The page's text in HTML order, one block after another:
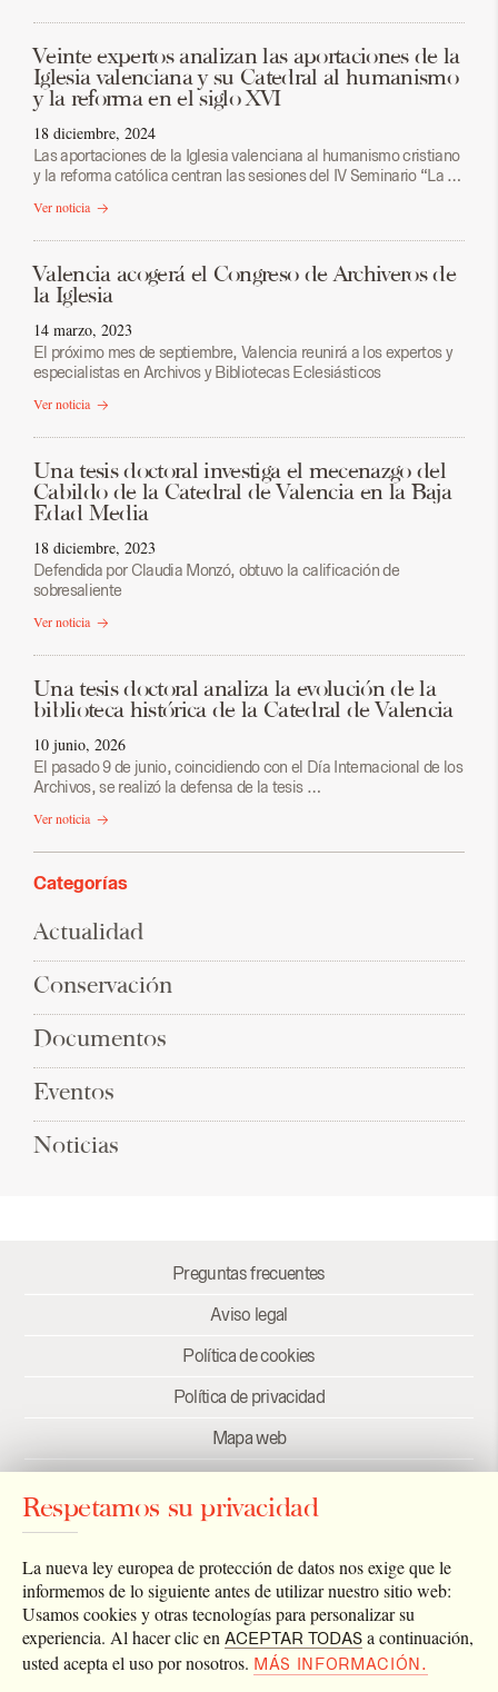
Veinte expertos analizan las aportaciones de la
Iglesia valenciana y su Catedral al humanismo
y la reforma en el siglo XVI
18 diciembre, 2024
Las aportaciones de la Iglesia valenciana al humanismo cristiano
y la reforma católica centran las sesiones del IV Seminario “La …
Ver noticia
Valencia acogerá el Congreso de Archiveros de
la Iglesia
14 marzo, 2023
El próximo mes de septiembre, Valencia reunirá a los expertos y
especialistas en Archivos y Bibliotecas Eclesiásticos
Ver noticia
Una tesis doctoral investiga el mecenazgo del
Cabildo de la Catedral de Valencia en la Baja
Edad Media
18 diciembre, 2023
Defendida por Claudia Monzó, obtuvo la calificación de
sobresaliente
Ver noticia
Una tesis doctoral analiza la evolución de la
biblioteca histórica de la Catedral de Valencia
10 junio, 2026
El pasado 9 de junio, coincidiendo con el Día Internacional de los
Archivos, se realizó la defensa de la tesis …
Ver noticia
Categorías
Actualidad
Conservación
Documentos
Eventos
Noticias
Preguntas frecuentes
Aviso legal
Política de cookies
Política de privacidad
Mapa web
Enlaces
Newsletter
Respetamos su privacidad
La nueva ley europea de protección de datos nos exige que le
informemos de lo siguiente antes de utilizar nuestro sitio web:
Usamos cookies y otras tecnologías para personalizar su
experiencia. Al hacer clic en ACEPTAR TODAS a continuación,
usted acepta el uso por nosotros. MÁS INFORMACIÓN.